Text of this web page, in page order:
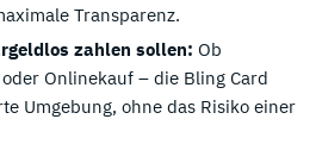
Transparenz.
zahlen sollen: Ob
Onlinekauf – die Bling Card
Umgebung, ohne das Risiko einer